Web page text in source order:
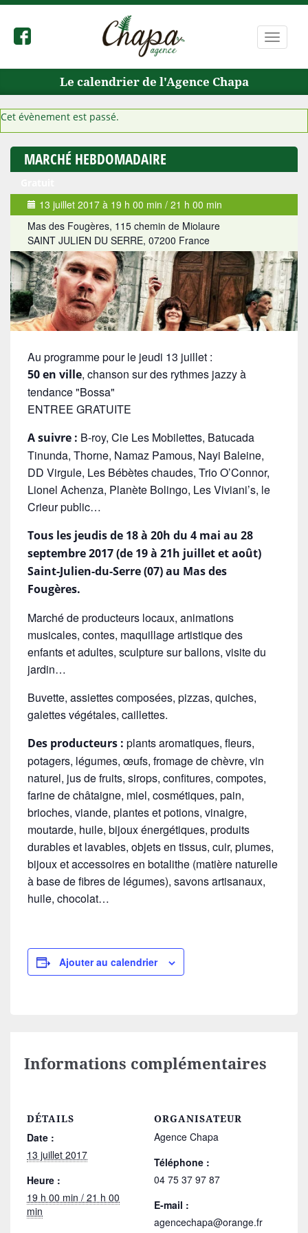
la
Le calendrier de l'Agence Chapa
Cet évènement est passé.
MARCHÉ HEBDOMADAIRE
13 juillet 2017 à 19 h 00 min / 21 h 00 min
Mas des Fougères, 115 chemin de Miolaure
SAINT JULIEN DU SERRE, 07200 France
Au programme pour le jeudi 13 juillet :
50 en ville, chanson sur des rythmes jazzy à
tendance "Bossa"
ENTREE GRATUITE
A suivre : B-roy, Cie Les Mobilettes, Batucada
Tinunda, Thorne, Namaz Pamous, Nayi Baleine,
DD Virgule, Les Bébètes chaudes, Trio O’Connor,
Lionel Achenza, Planète Bolingo, Les Viviani’s, le
Crieur public…
Tous les jeudis de 18 à 20h du 4 mai au 28
septembre 2017 (de 19 à 21h juillet et août)
Saint-Julien-du-Serre (07) au Mas des
Fougères.
Marché de producteurs locaux, animations
musicales, contes, maquillage artistique des
enfants et adultes, sculpture sur ballons, visite du
jardin…
Buvette, assiettes composées, pizzas, quiches,
galettes végétales, caillettes.
Des producteurs : plants aromatiques, fleurs,
potagers, légumes, œufs, fromage de chèvre, vin
naturel, jus de fruits, sirops, confitures, compotes,
farine de châtaigne, miel, cosmétiques, pain,
brioches, viande, plantes et potions, vinaigre,
moutarde, huile, bijoux énergétiques, produits
durables et lavables, objets en tissus, cuir, plumes,
bijoux et accessoires en botalithe (matière naturelle
à base de fibres de légumes), savons artisanaux,
huile, chocolat…
Ajouter au calendrier
Informations complémentaires
DÉTAILS
Date :
13 juillet 2017
Heure :
19 h 00 min / 21 h 00
min
ORGANISATEUR
Agence Chapa
Téléphone :
04 75 37 97 87
E-mail :
agencechapa@orange.fr